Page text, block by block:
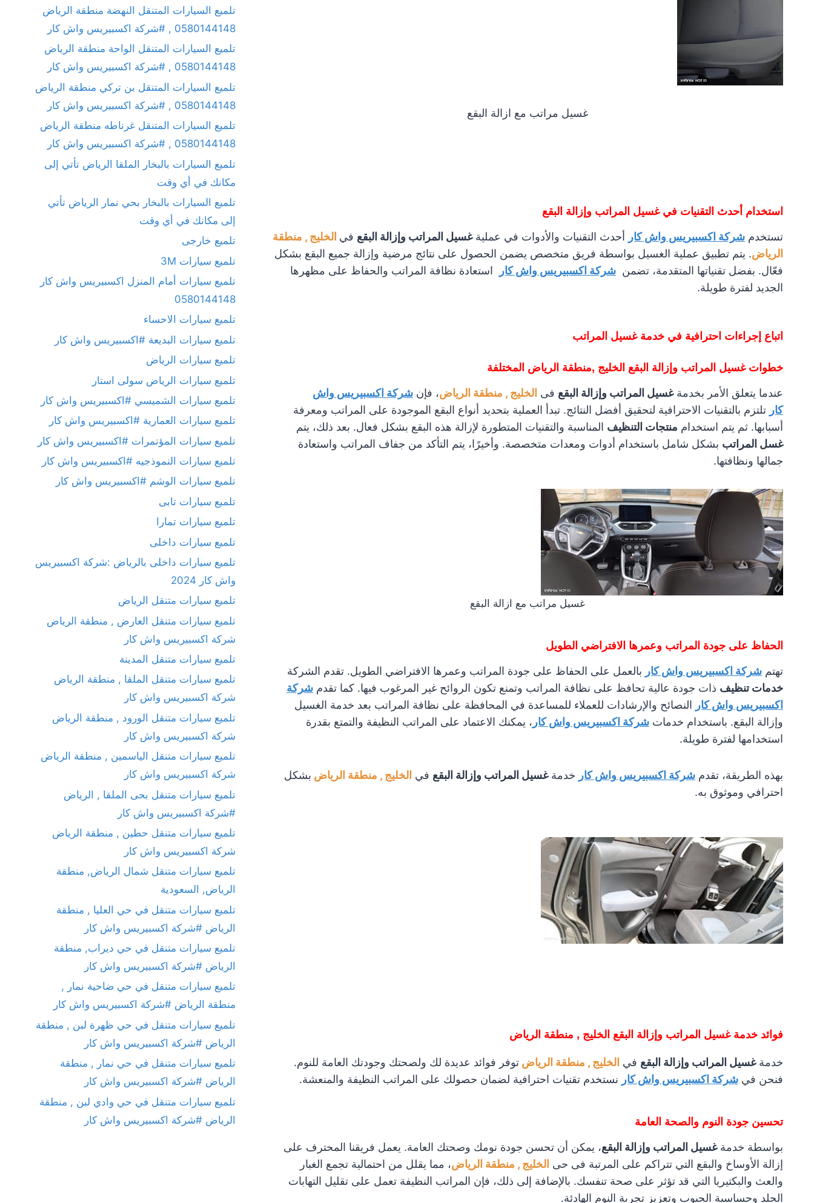
غسيل مراتب مع ازالة البقع
استخدام أحدث التقنيات في غسيل المراتب وإزالة البقع
تستخدمشركة اكسبيريس واش كار أحدث التقنيات والأدوات في عمليةغسيل المراتب وإزالة البقع في الخليج , منطقة
الرياض. يتم تطبيق عملية الغسيل بواسطة فريق متخصص يضمن الحصول على نتائج مرضية وإزالة جميع البقع بشكل
فعّال. بفضل تقنياتها المتقدمة، تضمن شركة اكسبيريس واش كار
استعادة نظافة المراتب والحفاظ على مظهرها
الجديد لفترة طويلة.
اتباع إجراءات احترافية في خدمة غسيل المراتب
خطوات غسيل المراتب وإزالة البقع الخليج ,منطقة الرياض المختلفة
عندما يتعلق الأمر بخدمةغسيل المراتب وإزالة البقع فى الخليج , منطقة الرياض، فإنشركة اكسبيريس واش
كار تلتزم بالتقنيات الاحترافية لتحقيق أفضل النتائج. تبدأ العملية بتحديد أنواع البقع الموجودة على المراتب ومعرفة
أسبابها. ثم يتم استخدام منتجات التنظيف المناسبة والتقنيات المتطورة لإزالة هذه البقع بشكل فعال. بعد ذلك، يتم
غسل المراتب بشكل شامل باستخدام أدوات ومعدات متخصصة. وأخيرًا، يتم التأكد من جفاف المراتب واستعادة
جمالها ونظافتها.
غسيل مراتب مع ازالة البقع
الحفاظ على جودة المراتب وعمرها الافتراضي الطويل
تهتمشركة اكسبيريس واش كار بالعمل على الحفاظ على جودة المراتب وعمرها الافتراضي الطويل. تقدم الشركة
خدمات تنظيف ذات جودة عالية تحافظ على نظافة المراتب وتمنع تكون الروائح غير المرغوب فيها. كما تقدمشركة
اكسبيريس واش كار النصائح والإرشادات للعملاء للمساعدة في المحافظة على نظافة المراتب بعد خدمة الغسيل
وإزالة البقع. باستخدام خدماتشركة اكسبيريس واش كار ، يمكنك الاعتماد على المراتب النظيفة والتمتع بقدرة
استخدامها لفترة طويلة.
بهذه الطريقة، تقدمشركة اكسبيريس واش كار خدمةغسيل المراتب وإزالة البقع في الخليج , منطقة الرياض بشكل
احترافي وموثوق به.
فوائد خدمة غسيل المراتب وإزالة البقع الخليج , منطقة الرياض
خدمةغسيل المراتب وإزالة البقع في الخليج , منطقة الرياضتوفر فوائد عديدة لك ولصحتك وجودتك العامة للنوم.
فنحن فيشركة اكسبيريس واش كار نستخدم تقنيات احترافية لضمان حصولك على المراتب النظيفة والمنعشة.
تحسين جودة النوم والصحة العامة
بواسطة خدمةغسيل المراتب وإزالة البقع، يمكن أن تحسن جودة نومك وصحتك العامة. يعمل فريقنا المحترف على
إزالة الأوساخ والبقع التي تتراكم على المرتبة فى حى الخليج , منطقة الرياض، مما يقلل من احتمالية تجمع الغبار
والعث والبكتيريا التي قد تؤثر على صحة تنفسك. بالإضافة إلى ذلك، فإن المراتب النظيفة تعمل على تقليل التهابات
الجلد وحساسية الحبوب وتعزيز تجربة النوم الهادئة.
تلميع السيارات المتنقل النهضة منطقة الرياض
0580144148 , #شركة اكسبيريس واش كار
تلميع السيارات المتنقل الواحة منطقة الرياض
0580144148 , #شركة اكسبيريس واش كار
تلميع السيارات المتنقل بن تركي منطقة الرياض
0580144148 , #شركة اكسبيريس واش كار
تلميع السيارات المتنقل غرناطه منطقة الرياض
0580144148 , #شركة اكسبيريس واش كار
تلميع السيارات بالبخار الملقا الرياض تأتي إلى
مكانك في أي وقت
تلميع السيارات بالبخار بحي نمار الرياض تأتي
إلى مكانك في أي وقت
تلميع خارجى
تلميع سيارات 3M
تلميع سيارات أمام المنزل اكسبيريس واش كار
0580144148
تلميع سيارات الاحساء
تلميع سيارات البديعة #اكسبيريس واش كار
تلميع سيارات الرياض
تلميع سيارات الرياض سولى استار
تلميع سيارات الشميسي #اكسبيريس واش كار
تلميع سيارات العمارية #اكسبيريس واش كار
تلميع سيارات المؤتمرات #اكسبيريس واش كار
تلميع سيارات النموذجيه #اكسبيريس واش كار
تلميع سيارات الوشم #اكسبيريس واش كار
تلميع سيارات تابى
تلميع سيارات تمارا
تلميع سيارات داخلى
تلميع سيارات داخلى بالرياض :شركة اكسبيريس
واش كار 2024
تلميع سيارات متنقل الرياض
تلميع سيارات متنقل العارض , منطقة الرياض
شركة اكسبيريس واش كار
تلميع سيارات متنقل المدينة
تلميع سيارات متنقل الملقا , منطقة الرياض
شركة اكسبيريس واش كار
تلميع سيارات متنقل الورود , منطقة الرياض
شركة اكسبيريس واش كار
تلميع سيارات متنقل الياسمين , منطقة الرياض
شركة اكسبيريس واش كار
تلميع سيارات متنقل بحى الملقا , الرياض
#شركة اكسبيريس واش كار
تلميع سيارات متنقل حطين , منطقة الرياض
شركة اكسبيريس واش كار
تلميع سيارات متنقل شمال الرياض, منطقة
الرياض, السعودية
تلميع سيارات متنقل في حي العليا , منطقة
الرياض #شركة اكسبيريس واش كار
تلميع سيارات متنقل في حي ديراب, منطقة
الرياض #شركة اكسبيريس واش كار
تلميع سيارات متنقل في حي ضاحية نمار ,
منطقة الرياض #شركة اكسبيريس واش كار
تلميع سيارات متنقل في حي ظهرة لبن , منطقة
الرياض #شركة اكسبيريس واش كار
تلميع سيارات متنقل في حي نمار , منطقة
الرياض #شركة اكسبيريس واش كار
تلميع سيارات متنقل في حي وادي لبن , منطقة
الرياض #شركة اكسبيريس واش كار